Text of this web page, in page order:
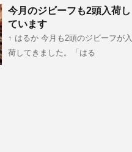
今月のジビーフも2頭入荷し
ています
↑ はるか 今月も2頭のジビーフが入
荷してきました。「はる